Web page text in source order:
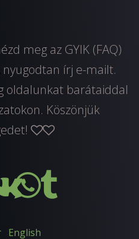
meg az GYIK (FAQ)
írj e-mailt.
oldalunkat barátaiddal
Köszönjük
English